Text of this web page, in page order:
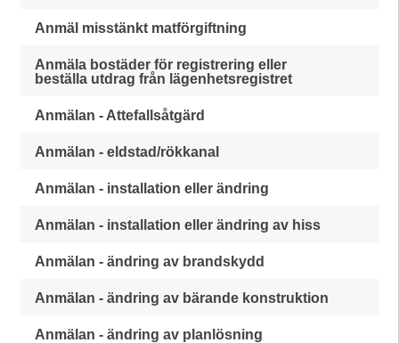
Anmäl misstänkt matförgiftning
Anmäla bostäder för registrering eller
beställa utdrag från lägenhetsregistret
Anmälan - Attefallsåtgärd
Anmälan - eldstad/rökkanal
Anmälan - installation eller ändring
Anmälan - installation eller ändring av hiss
Anmälan - ändring av brandskydd
Anmälan - ändring av bärande konstruktion
Anmälan - ändring av planlösning